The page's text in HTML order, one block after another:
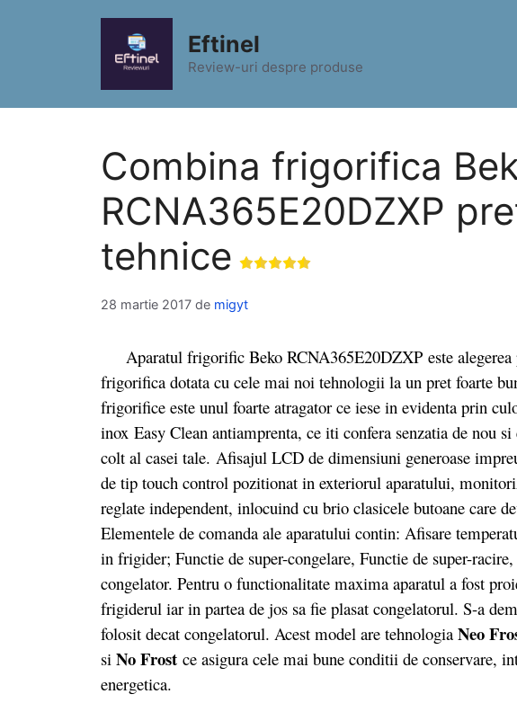
Eftinel
Review-uri despre produse
Combina frigorifica
RCNA365E20DZXP
tehnice
28 martie 2017 de migyt
Aparatul frigorific Beko RCNA365E20DZXP este alegerea
frigorifica dotata cu cele mai noi tehnologii la un pret foarte
frigorifice este unul foarte atragator ce iese in evidenta prin
inox Easy Clean antiamprenta, ce iti confera senzatia de nou
colt al casei tale. Afisajul LCD de dimensiuni generoase
de tip touch control pozitionat in exteriorul aparatului,
reglate independent, inlocuind cu brio clasicele butoane care
Elementele de comanda ale aparatului contin: Afisare
in frigider; Functie de super-congelare, Functie de super-
congelator. Pentru o functionalitate maxima aparatul a fost
frigiderul iar in partea de jos sa fie plasat congelatorul. S-a
folosit decat congelatorul. Acest model are tehnologia Neo
si No Frost ce asigura cele mai bune conditii de conservare,
energetica.